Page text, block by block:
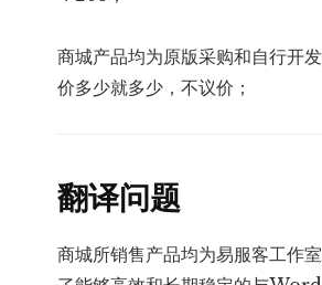
商城产品均为原版采购和自行开
价多少就多少，不议价；
翻译问题
商城所销售产品均为易服客工作